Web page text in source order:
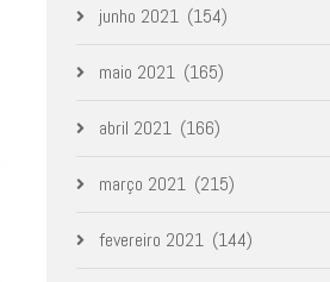
junho 2021 (154)
maio 2021 (165)
abril 2021 (166)
março 2021 (215)
fevereiro 2021 (144)